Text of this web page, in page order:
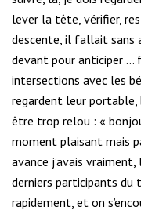
lever la tête, vérifier,
descente, il fallait sans
devant pour anticiper …
intersections avec les
regardent leur portable,
être trop relou : «
moment plaisant mais
avance j’avais
derniers participants du
rapidement, et on